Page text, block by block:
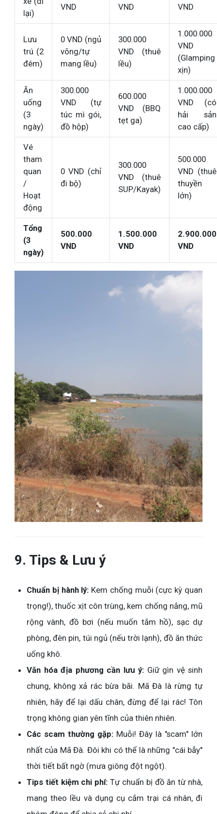
lại)
VND VND VND
Lưu
trú (2
đêm)
0 VND (ngủ
võng/tự
mang lều)
300.000
VND (thuê
lều)
1.000.000
VND
(Glamping
xịn)
Ăn
uống
(3
ngày)
300.000
VND (tự
túc mì gói,
đồ hộp)
600.000
VND (BBQ
tẹt ga)
1.000.000
VND (có
hải sản
cao cấp)
Vé
tham
quan
/
Hoạt
động
0 VND (chỉ
đi bộ)
300.000
VND (thuê
SUP/Kayak)
500.000
VND (thuê
thuyền
lớn)
Tổng
(3
ngày)
500.000
VND
1.500.000
VND
2.900.000
VND
9. Tips & Lưu ý
Chuẩn bị hành lý: Kem chống muỗi (cực kỳ quan
trọng!), thuốc xịt côn trùng, kem chống nắng, mũ
rộng vành, đồ bơi (nếu muốn tắm hồ), sạc dự
phòng, đèn pin, túi ngủ (nếu trời lạnh), đồ ăn thức
uống khô.
Văn hóa địa phương cần lưu ý: Giữ gìn vệ sinh
chung, không xả rác bừa bãi. Mã Đà là rừng tự
nhiên, hãy để lại dấu chân, đừng để lại rác! Tôn
trọng không gian yên tĩnh của thiên nhiên.
Các scam thường gặp: Muỗi! Đây là "scam" lớn
nhất của Mã Đà. Đôi khi có thể là những "cái bẫy"
thời tiết bất ngờ (mưa giông đột ngột).
Tips tiết kiệm chi phí: Tự chuẩn bị đồ ăn từ nhà,
mang theo lều và dụng cụ cắm trại cá nhân, đi